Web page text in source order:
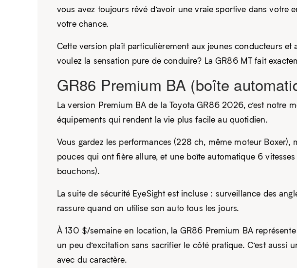
vous avez toujours rêvé d’avoir une vraie sportive dans votre
votre chance.
Cette version plaît particulièrement aux jeunes conducteurs et
voulez la sensation pure de conduire? La GR86 MT fait
GR86 Premium BA (boîte
La version Premium BA de la Toyota GR86 2026, c’est notre
équipements qui rendent la vie plus facile au quotidien.
Vous gardez les performances (228 ch, même moteur Boxer),
pouces qui ont fière allure, et une boîte automatique 6
bouchons).
La suite de sécurité EyeSight est incluse : surveillance des
rassure quand on utilise son auto tous les jours.
À 130 $/semaine en location, la GR86 Premium BA
un peu d’excitation sans sacrifier le côté pratique. C’est
avec du caractère.